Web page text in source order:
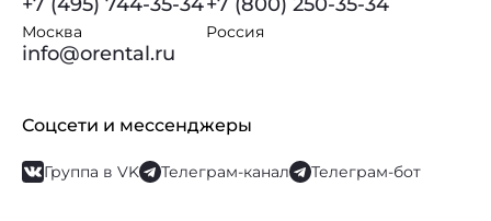
Москва Россия
info@orental.ru
Соцсети и мессенджеры
Группа в VK Телеграм-канал Телеграм-бот